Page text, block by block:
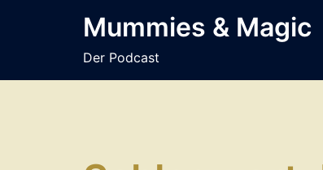
Mummies & Magic
Der Podcast